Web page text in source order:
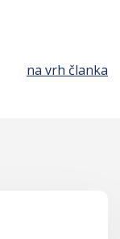
na vrh članka